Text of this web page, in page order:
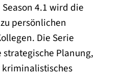
4.1 wird die
persönlichen
Die Serie
Planung,